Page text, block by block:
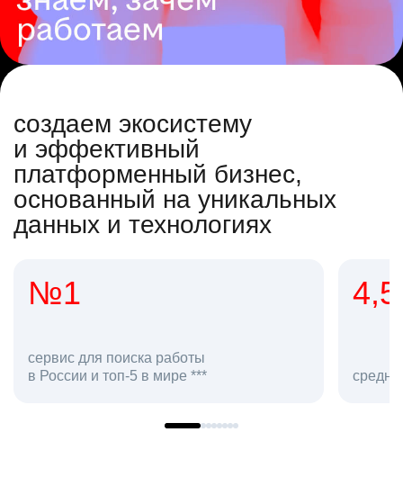
создаем экосистему
и эффективный
платформенный бизнес,
основанный на уникальных
данных и технологиях
работы
5 в мире ***
средняя оценка hh.ru